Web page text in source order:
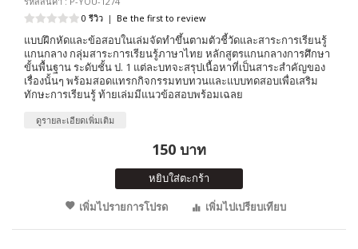
0 รีวิว | Be the first to review
แบบฝึกหัดและข้อสอบในเล่มจัดทำขึ้นตามตัวชี้วัดและสาระการเรียนรู้
แกนกลาง กลุ่มสาระการเรียนรู้ภาษาไทย หลักสูตรแกนกลางการศึกษา
ขั้นพื้นฐาน ระดับชั้น ป. 1 แต่ละบทจะสรุปเนื้อหาที่เป็นสาระสำคัญของ
เรื่องนั้นๆ พร้อมสอดแทรกกิจกรรมทบทวนและแบบทดสอบเพื่อเสริม
ทักษะการเรียนรู้ ท้ายเล่มมีแนวข้อสอบพร้อมเฉลย
ดูรายละเอียดเพิ่มเติม
150 บาท
หยิบใส่ตะกร้า
เพิ่มไปรายการโปรด
เพิ่มไปเปรียบเทียบ